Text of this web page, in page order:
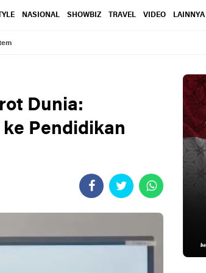
NASIONAL SHOWBIZ TRAVEL VIDEO LAINNYA
Dunia:
Pendidikan